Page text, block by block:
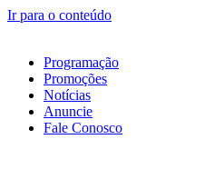
Ir para o conteúdo
Programação
Promoções
Notícias
Anuncie
Fale Conosco